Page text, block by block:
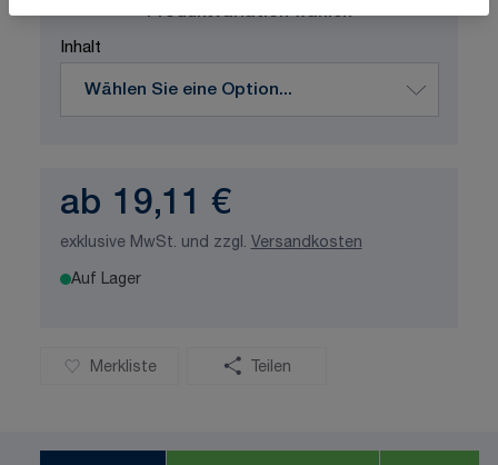
Produktvariation wählen
Inhalt
ab 19,11 €
exklusive MwSt. und zzgl. Versandkosten
Auf Lager
Merkliste Teilen